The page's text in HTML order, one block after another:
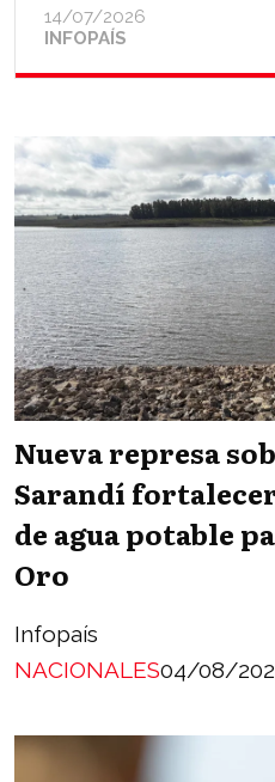
INFOPAÍS
14/07/2026
Nueva represa
Sarandí
de agua potable
Oro
Infopaís
NACIONALES04/08/